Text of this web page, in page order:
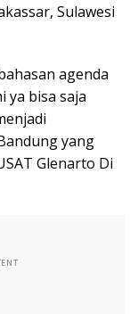
Sulawesi
agenda
ya bisa saja
yang
Glenarto Di